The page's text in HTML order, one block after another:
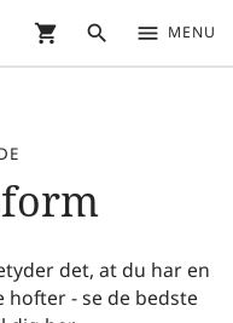
shopping_cart search menu MENU
det, at du har en
- se de bedste